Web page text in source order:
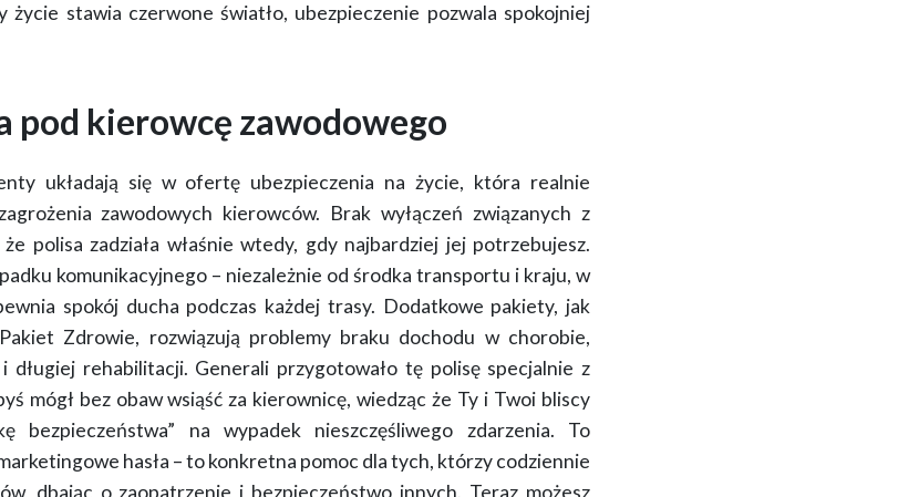
życie stawia czerwone światło, ubezpieczenie pozwala spokojniej
pod kierowcę zawodowego
układają się w ofertę ubezpieczenia na życie, która realnie
zawodowych kierowców. Brak wyłączeń związanych z
polisa zadziała właśnie wtedy, gdy najbardziej jej potrzebujesz.
komunikacyjnego – niezależnie od środka transportu i kraju, w
spokój ducha podczas każdej trasy. Dodatkowe pakiety, jak
Zdrowie, rozwiązują problemy braku dochodu w chorobie,
długiej rehabilitacji. Generali przygotowało tę polisę specjalnie z
mógł bez obaw wsiąść za kierownicę, wiedząc że Ty i Twoi bliscy
bezpieczeństwa” na wypadek nieszczęśliwego zdarzenia. To
hasła – tokonkretna pomoc dla tych, którzy codziennie
dbając o zaopatrzenie i bezpieczeństwo innych.
Teraz możesz